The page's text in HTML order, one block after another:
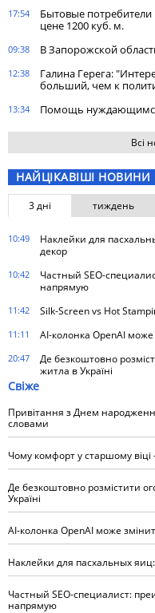
17:54
Бытовые потребители
цене 1200 куб. м.
09:38 В Запорожской
12:38
Галина Герега:
больший, чем к
13:34 Помощь
Всі
НАЙЦІКАВІШІ НОВИНИ
3 дні тиждень
10:49
Наклейки для
декор
10:42
Частный SEO-
напрямую
11:42 Silk-Screen vs Hot
11:11 AI-колонка OpenAI
20:47
Де безкоштовно
житла в Україні
Свіже
Привітання з Днем
словами
Чому комфорт у старшому віці
Де безкоштовно розмістити
Україні
AI-колонка OpenAI може
Наклейки для пасхальных
Частный SEO-специалист:
напрямую